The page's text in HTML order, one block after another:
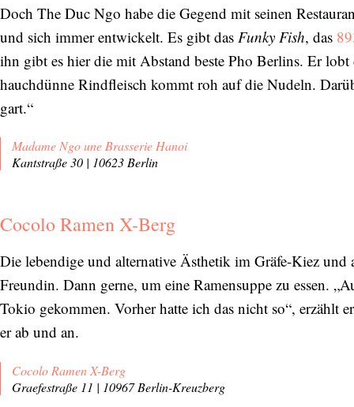
Doch The Duc Ngo habe die Gegend mit seinen
und sich immer entwickelt. Es gibt das Funky Fish, das
ihn gibt es hier die mit Abstand beste Pho Berlins. Er
hauchdünne Rindfleisch kommt roh auf die Nudeln.
gart.“
Madame Ngo une Brasserie Hanoi
Kantstraße 30 | 10623 Berlin
Cocolo Ramen X-Berg
Die lebendige und alternative Ästhetik im Gräfe-Kiez
Freundin. Dann gerne, um eine Ramensuppe zu essen.
Tokio gekommen. Vorher hatte ich das nicht so“, erzählt
er ab und an.
Cocolo Ramen X-Berg
Graefestraße 11 | 10967 Berlin-Kreuzberg